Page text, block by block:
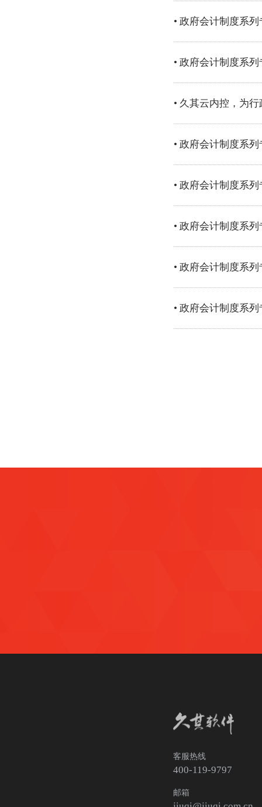
• 政府会计制度系
• 政府会计制度系
• 久其云内控，为
• 政府会计制度系
• 政府会计制度系
• 政府会计制度系
• 政府会计制度系
• 政府会计制度系
客服热线
400-119-9797
邮箱